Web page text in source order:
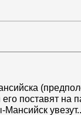
его поставят на